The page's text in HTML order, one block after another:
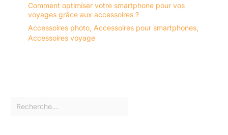
Comment optimiser votre smartphone pour vos
voyages grâce aux accessoires ?
Accessoires photo, Accessoires pour smartphones,
Accessoires voyage